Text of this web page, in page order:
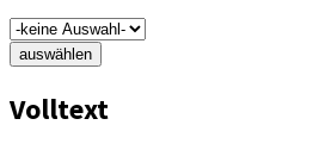
auswählen
Volltext